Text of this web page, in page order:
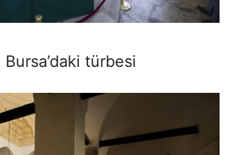
Bursa’daki türbesi